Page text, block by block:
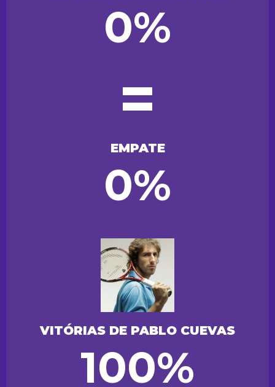
0%
=
EMPATE
0%
VITÓRIAS DE PABLO CUEVAS
100%